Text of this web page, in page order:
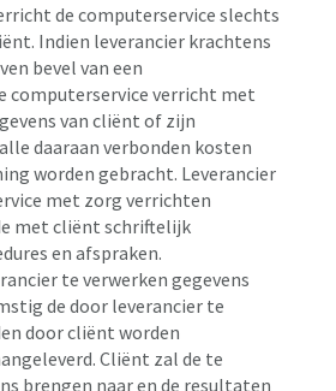
de computerservice slechts
Indien leverancier krachtens
bevel van een
computerservice verricht met
van cliënt of zijn
daaraan verbonden kosten
worden gebracht. Leverancier
met zorg verrichten
met cliënt schriftelijk
en afspraken.
te verwerken gegevens
de door leverancier te
door cliënt worden
Cliënt zal de te
brengen naar en de resultaten